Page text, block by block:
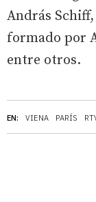
EN: VIENA PARÍS
András
formado por
entre otros.